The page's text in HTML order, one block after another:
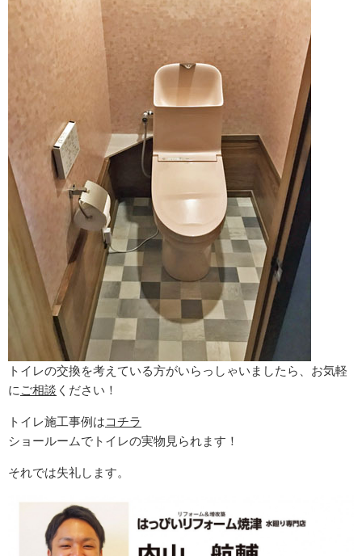
トイレの交換を考えている方がいらっしゃいましたら、お気軽
に ご相談 ください！
トイレ施工事例はコチラ
ショールームでトイレの実物見られます！
それでは失礼します。